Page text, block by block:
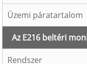
Üzemi páratartalom
Az E216 beltéri
Rendszer